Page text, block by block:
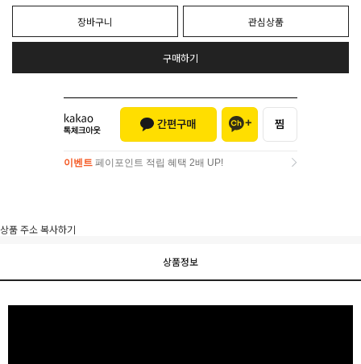
장바구니 관심상품
구매하기
이벤트 페이포인트 적립 혜택 2배 UP!
상품 주소 복사하기
상품정보